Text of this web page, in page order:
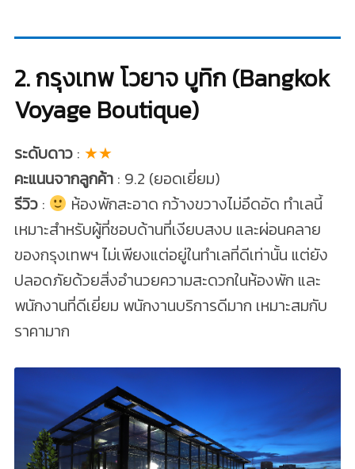
2. กรุงเทพ โวยาจ บูทิก (Bangkok
Voyage Boutique)
ระดับดาว: ★★
คะแนนจากลูกค้า: 9.2 (ยอดเยี่ยม)
รีวิว:
ห้องพักสะอาด กว้างขวางไม่อึดอัด ทำเลนี้
เหมาะสำหรับผู้ที่ชอบด้านที่เงียบสงบ และผ่อนคลาย
ของกรุงเทพฯ ไม่เพียงแต่อยู่ในทำเลที่ดีเท่านั้น แต่ยัง
ปลอดภัยด้วยสิ่งอำนวยความสะดวกในห้องพัก และ
พนักงานที่ดีเยี่ยม พนักงานบริการดีมาก เหมาะสมกับ
ราคามาก